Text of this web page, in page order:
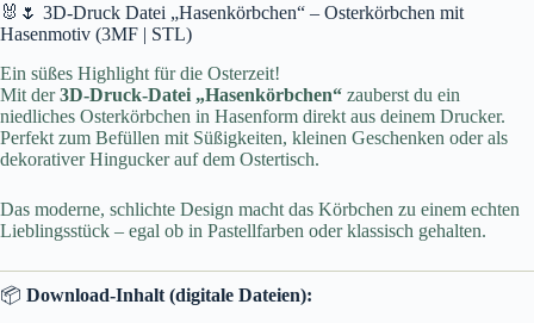
🐰🌷 3D-Druck Datei „Hasenkörbchen“ – Osterkörbchen mit
Hasenmotiv (3MF | STL)
Ein süßes Highlight für die Osterzeit!
Mit der3D-Druck-Datei „Hasenkörbchen“ zauberst du ein
niedliches Osterkörbchen in Hasenform direkt aus deinem Drucker.
Perfekt zum Befüllen mit Süßigkeiten, kleinen Geschenken oder als
dekorativer Hingucker auf dem Ostertisch.
Das moderne, schlichte Design macht das Körbchen zu einem echten
Lieblingsstück – egal ob in Pastellfarben oder klassisch gehalten.
📦 Download-Inhalt (digitale Dateien):